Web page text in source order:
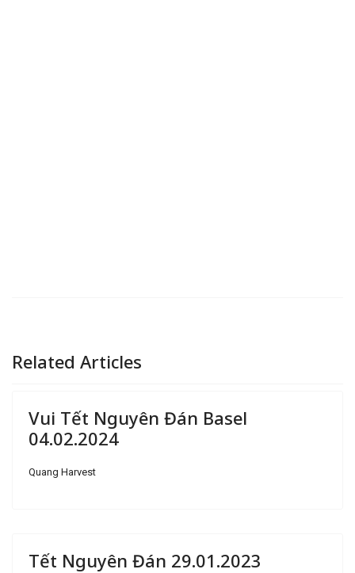
Related Articles
Vui Tết Nguyên Đán Basel
04.02.2024
Quang Harvest
Tết Nguyên Đán 29.01.2023